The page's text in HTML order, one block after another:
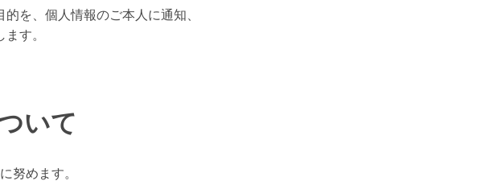
を、個人情報のご本人に通知、
す。
いて
努めます。